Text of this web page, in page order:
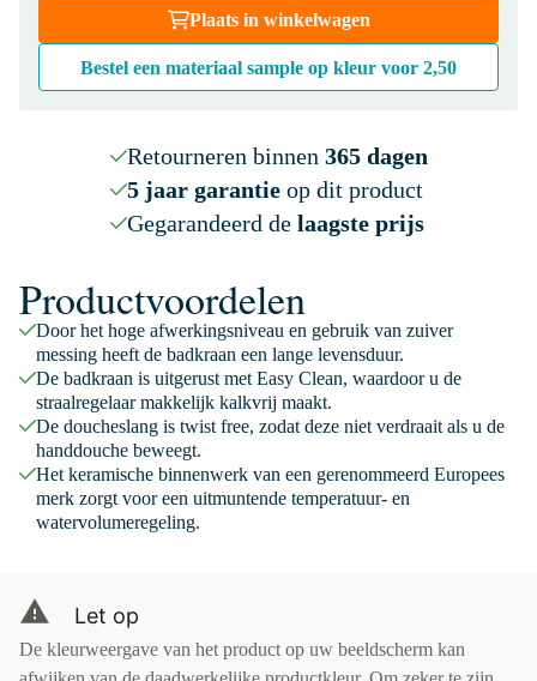
Plaats in winkelwagen
Bestel een materiaal sample op kleur voor 2,50
Retourneren binnen 365 dagen
5 jaar garantieop dit product
Gegarandeerd de laagste prijs
Productvoordelen
Door het hoge afwerkingsniveau en gebruik van zuiver
messing heeft de badkraan een lange levensduur.
De badkraan is uitgerust met Easy Clean, waardoor u de
straalregelaar makkelijk kalkvrij maakt.
De doucheslang is twist free, zodat deze niet verdraait als u de
handdouche beweegt.
Het keramische binnenwerk van een gerenommeerd Europees
merk zorgt voor een uitmuntende temperatuur- en
watervolumeregeling.
Let op
De kleurweergave van het product op uw beeldscherm kan